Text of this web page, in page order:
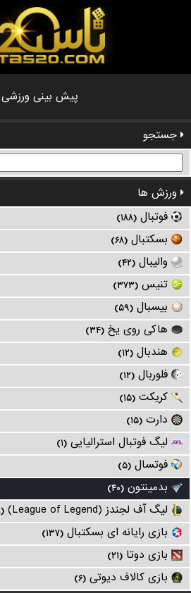
پیش بینی ورزشی
جستجو
ورزش ها
فوتبال (۱۸۸)
بسکتبال (۶۸)
والیبال (۴۲)
تنیس (۳۷۳)
بیسبال (۵۹)
هاکی روی یخ (۳۴)
هندبال (۱۲)
فلوربال (۱۲)
کریکت (۱۵)
دارت (۱۵)
لیگ فوتبال استرالیایی (۱)
فوتسال (۵)
بدمینتون (۴۰)
لیگ آف لجندز (League of Legend) (۱۸)
بازی رایانه ای بسکتبال (۱۳۷)
بازی دوتا (۲۱)
بازی کالاف دیوتی (۶)